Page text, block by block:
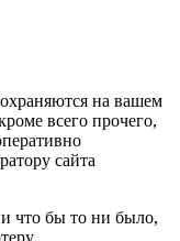
на вашем
всего прочего,
сайта
что бы то ни было,